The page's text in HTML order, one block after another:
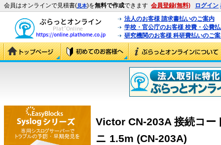
会員はオンラインで見積書(見本)を無料で作成できます 会員登録(無料) ログイン
法人のお客様 請求書払いのご案内
学校・官公庁のお客様 校費・公費
研究機関のお客様 科研費払いのご
Victor CN-203A 接続コ
ニ 1.5m (CN-203A)